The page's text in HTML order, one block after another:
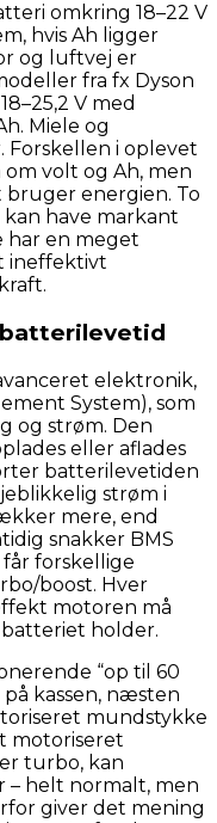
omkring 18–22 V
hvis Ah ligger
og luftvej er
fra fx Dyson
V med
Miele og
i oplevet
volt og Ah, men
bruger energien. To
have markant
har en meget
ineffektivt
batterilevetid
elektronik,
System), som
og strøm. Den
eller aflades
batterilevetiden
strøm i
mere, end
snakker BMS
får forskellige
boost. Hver
motoren må
holder.
“op til 60
kassen, næsten
mundstykke
motoriseret
turbo, kan
– helt normalt, men
giver det mening